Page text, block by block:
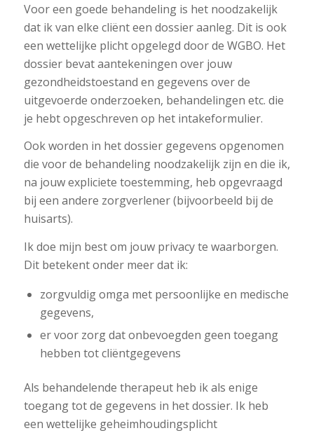
Voor een goede behandeling is het noodzakelijk
dat ik van elke cliënt een dossier aanleg. Dit is ook
een wettelijke plicht opgelegd door de WGBO. Het
dossier bevat aantekeningen over jouw
gezondheidstoestand en gegevens over de
uitgevoerde onderzoeken, behandelingen etc. die
je hebt opgeschreven op het intakeformulier.
Ook worden in het dossier gegevens opgenomen
die voor de behandeling noodzakelijk zijn en die ik,
na jouw expliciete toestemming, heb opgevraagd
bij een andere zorgverlener (bijvoorbeeld bij de
huisarts).
Ik doe mijn best om jouw privacy te waarborgen.
Dit betekent onder meer dat ik:
zorgvuldig omga met persoonlijke en medische
gegevens,
er voor zorg dat onbevoegden geen toegang
hebben tot cliëntgegevens
Als behandelende therapeut heb ik als enige
toegang tot de gegevens in het dossier. Ik heb
een wettelijke geheimhoudingsplicht